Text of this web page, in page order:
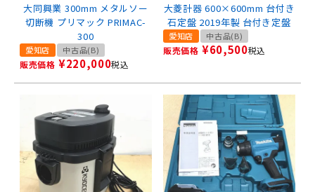
大同興業 300mm メタルソー
切断機 プリマック PRIMAC-
300
愛知店 中古品(B)
販売価格 ¥220,000税込
大菱計器 600×600mm 台付き
石定盤 2019年製 台付き定盤
愛知店 中古品(B)
販売価格 ¥60,500税込